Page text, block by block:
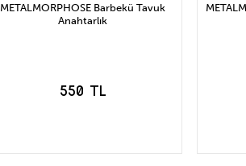
METALMORPHOSE Barbekü Tavuk
Anahtarlık
550 TL